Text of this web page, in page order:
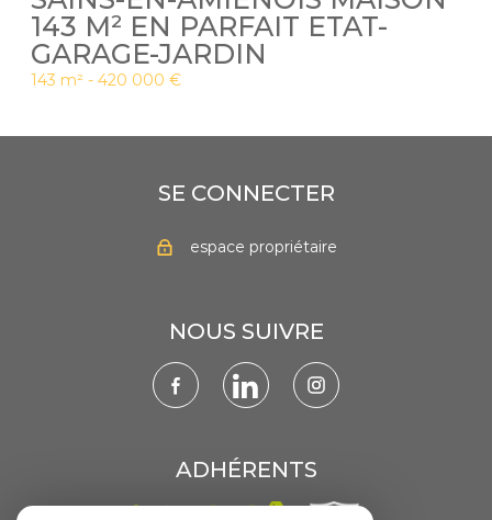
143 M² EN PARFAIT ETAT-
GARAGE-JARDIN
143 m² - 420 000 €
SE CONNECTER
espace propriétaire
NOUS SUIVRE
ADHÉRENTS